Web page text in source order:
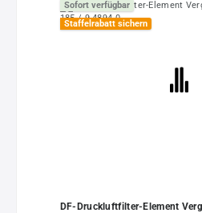
Sofort verfügbar
Staffelrabatt sichern
DF-Druckluftfilter-Element